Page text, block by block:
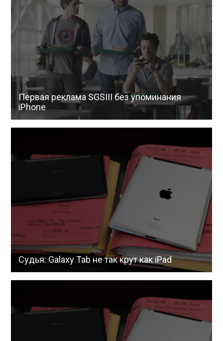
Первая реклама SGSIII без упоминания
iPhone
Судья: Galaxy Tab не так крут как iPad